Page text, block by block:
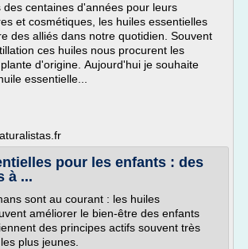
des centaines d'années pour leurs
et cosmétiques, les huiles essentielles
des alliés dans notre quotidien. Souvent
ces huiles nous procurent les
d'origine. Aujourd'hui je souhaite
essentielle...
pour les enfants : des
à ...
sont au courant : les huiles
améliorer le bien-être des enfants
des principes actifs souvent très
plus jeunes.